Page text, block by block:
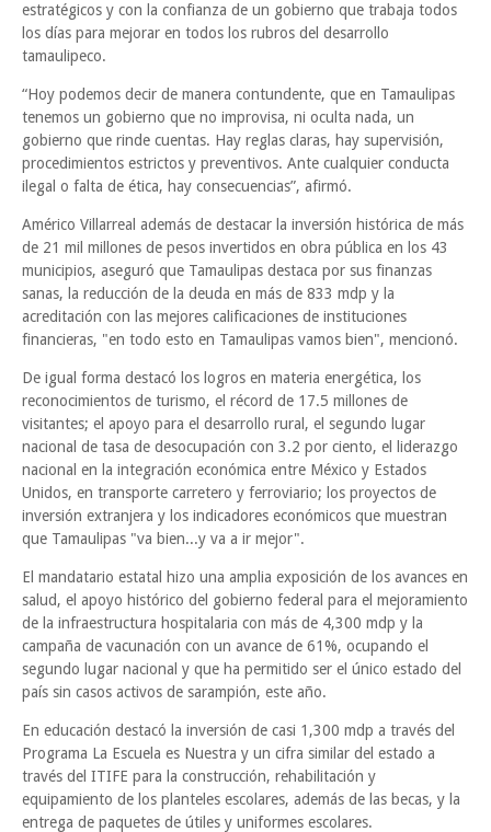
estratégicos y con la confianza de un gobierno que trabaja todos
los días para mejorar en todos los rubros del desarrollo
tamaulipeco.
“Hoy podemos decir de manera contundente, que en Tamaulipas
tenemos un gobierno que no improvisa, ni oculta nada, un
gobierno que rinde cuentas. Hay reglas claras, hay supervisión,
procedimientos estrictos y preventivos. Ante cualquier conducta
ilegal o falta de ética, hay consecuencias”, afirmó.
Américo Villarreal además de destacar la inversión histórica de más
de 21 mil millones de pesos invertidos en obra pública en los 43
municipios, aseguró que Tamaulipas destaca por sus finanzas
sanas, la reducción de la deuda en más de 833 mdp y la
acreditación con las mejores calificaciones de instituciones
financieras, "en todo esto en Tamaulipas vamos bien", mencionó.
De igual forma destacó los logros en materia energética, los
reconocimientos de turismo, el récord de 17.5 millones de
visitantes; el apoyo para el desarrollo rural, el segundo lugar
nacional de tasa de desocupación con 3.2 por ciento, el liderazgo
nacional en la integración económica entre México y Estados
Unidos, en transporte carretero y ferroviario; los proyectos de
inversión extranjera y los indicadores económicos que muestran
que Tamaulipas "va bien...y va a ir mejor".
El mandatario estatal hizo una amplia exposición de los avances en
salud, el apoyo histórico del gobierno federal para el mejoramiento
de la infraestructura hospitalaria con más de 4,300 mdp y la
campaña de vacunación con un avance de 61%, ocupando el
segundo lugar nacional y que ha permitido ser el único estado del
país sin casos activos de sarampión, este año.
En educación destacó la inversión de casi 1,300 mdp a través del
Programa La Escuela es Nuestra y un cifra similar del estado a
través del ITIFE para la construcción, rehabilitación y
equipamiento de los planteles escolares, además de las becas, y la
entrega de paquetes de útiles y uniformes escolares.